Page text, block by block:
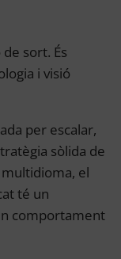
sort. És
i visió
per escalar,
sòlida de
el
té un
comportament